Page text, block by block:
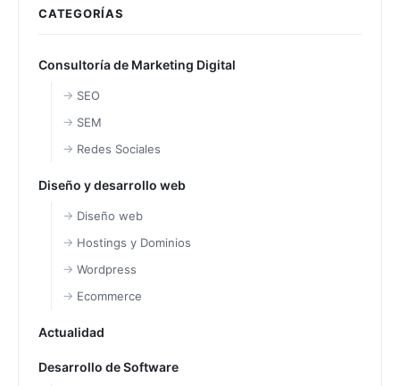
CATEGORÍAS
Consultoría de Marketing Digital
SEO
SEM
Redes Sociales
Diseño y desarrollo web
Diseño web
Hostings y Dominios
Wordpress
Ecommerce
Actualidad
Desarrollo de Software